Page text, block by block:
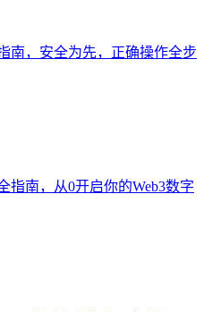
南，安全为先，正确操作全步
指南，从0开启你的Web3数字